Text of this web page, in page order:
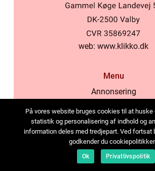
web: www.klikko.dk
Menu
Annonsering
Cookies
Kontakta oss
Sitemap
På vores website bruges cookies til at huske
statistik og personalisering af indhold og
information deles med tredjepart. Ved fortsat
godkender du
Ok Privatlivspolitik